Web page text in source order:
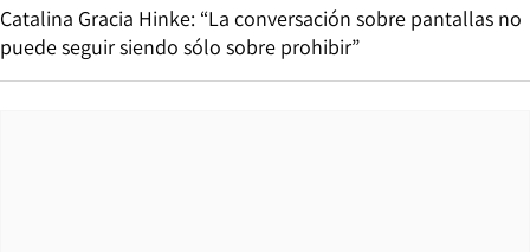
Catalina Gracia Hinke: “La conversación sobre pantallas no
puede seguir siendo sólo sobre prohibir”